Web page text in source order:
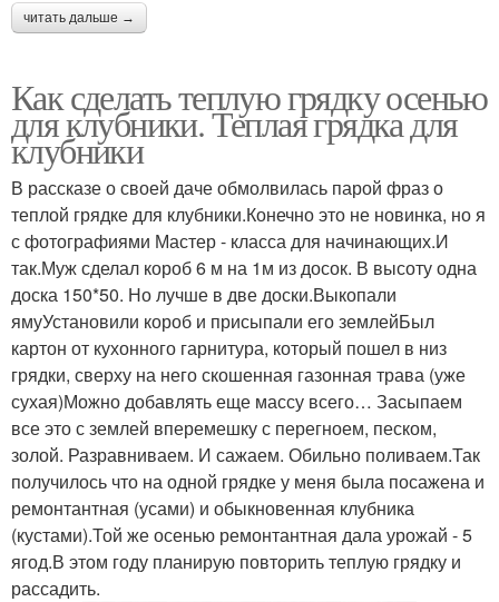
читать дальше →
Как сделать теплую грядку осенью
для клубники. Теплая грядка для
клубники
В рассказе о своей даче обмолвилась парой фраз о
теплой грядке для клубники.Конечно это не новинка, но я
с фотографиями Мастер - класса для начинающих.И
так.Муж сделал короб 6 м на 1м из досок. В высоту одна
доска 150*50. Но лучше в две доски.Выкопали
ямуУстановили короб и присыпали его землейБыл
картон от кухонного гарнитура, который пошел в низ
грядки, сверху на него скошенная газонная трава (уже
сухая)Можно добавлять еще массу всего… Засыпаем
все это с землей вперемешку с перегноем, песком,
золой. Разравниваем. И сажаем. Обильно поливаем.Так
получилось что на одной грядке у меня была посажена и
ремонтантная (усами) и обыкновенная клубника
(кустами).Той же осенью ремонтантная дала урожай - 5
ягод.В этом году планирую повторить теплую грядку и
рассадить.